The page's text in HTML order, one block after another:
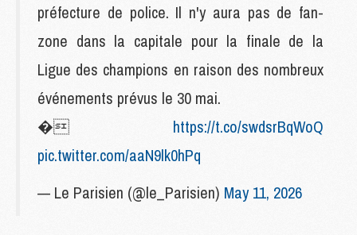
préfecture de police. Il n'y aura pas de fan-
zone dans la capitale pour la finale de la
Ligue des champions en raison des nombreux
événements prévus le 30 mai.
� https://t.co/swdsrBqWoQ
pic.twitter.com/aaN9lk0hPq
— Le Parisien (@le_Parisien) May 11, 2026